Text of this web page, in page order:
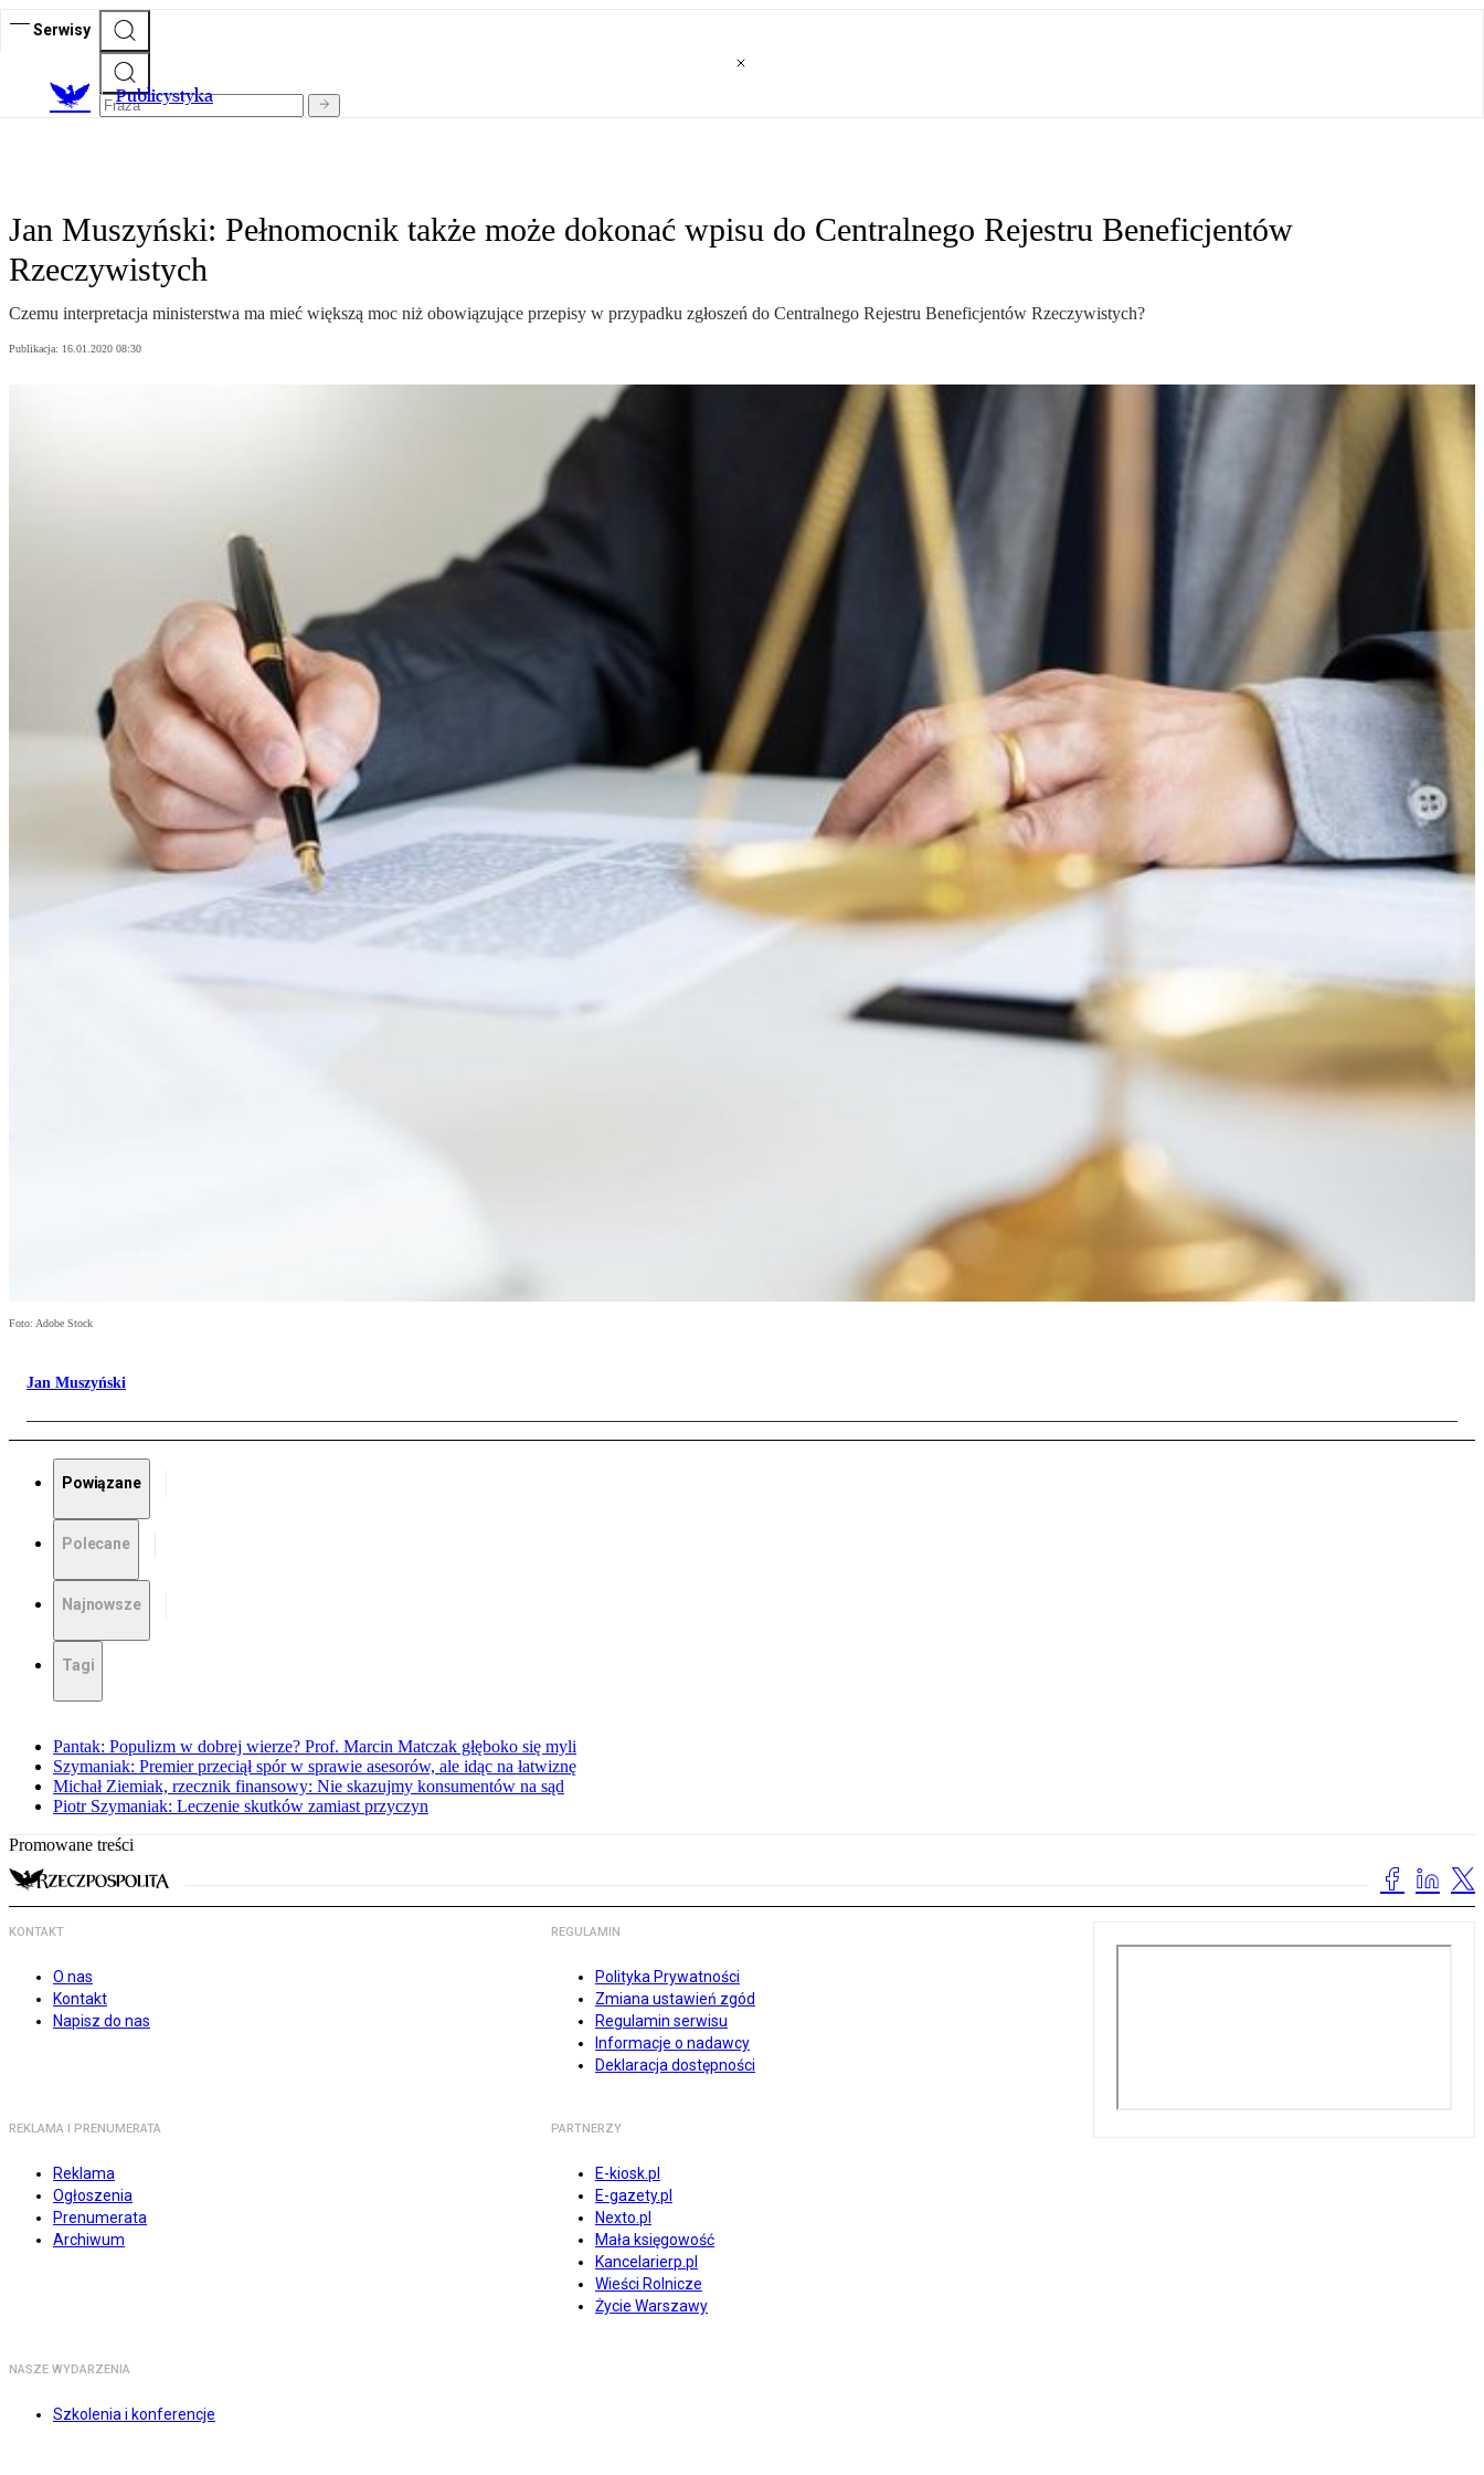
Serwisy
Publicystyka
Jan Muszyński: Pełnomocnik także może dokonać wpisu do Centralnego Rejestru Beneficjentów
Rzeczywistych
Czemu interpretacja ministerstwa ma mieć większą moc niż obowiązujące przepisy w przypadku zgłoszeń do Centralnego Rejestru Beneficjentów Rzeczywistych?
Publikacja: 16.01.2020 08:30
Foto: Adobe Stock
Jan Muszyński
Powiązane
Polecane
Najnowsze
Tagi
Pantak: Populizm w dobrej wierze? Prof. Marcin Matczak głęboko się myli
Szymaniak: Premier przeciął spór w sprawie asesorów, ale idąc na łatwiznę
Michał Ziemiak, rzecznik finansowy: Nie skazujmy konsumentów na sąd
Piotr Szymaniak: Leczenie skutków zamiast przyczyn
Promowane treści
KONTAKT
O nas
Kontakt
Napisz do nas
REGULAMIN
Polityka Prywatności
Zmiana ustawień zgód
Regulamin serwisu
Informacje o nadawcy
Deklaracja dostępności
REKLAMA I PRENUMERATA
Reklama
Ogłoszenia
Prenumerata
Archiwum
PARTNERZY
E-kiosk.pl
E-gazety.pl
Nexto.pl
Mała księgowość
Kancelarierp.pl
Wieści Rolnicze
Życie Warszawy
NASZE WYDARZENIA
Szkolenia i konferencje